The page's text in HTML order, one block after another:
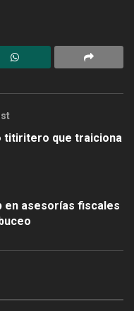
titiritero que traiciona
en asesorías fiscales